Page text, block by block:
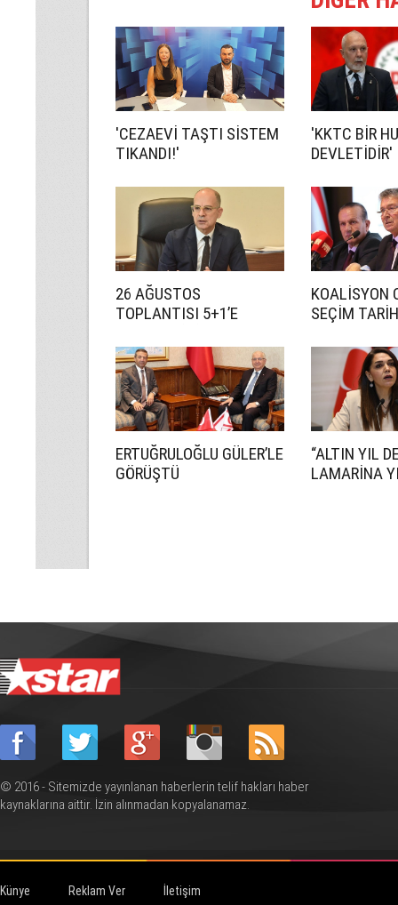
'CEZAEVİ TAŞTI SİSTEM
TIKANDI!'
'KKTC BİR
DEVLETİDİR'
26 AĞUSTOS
TOPLANTISI 5+1’E
KOALİSYON
SEÇİM
ERTUĞRULOĞLU GÜLER’LE
GÖRÜŞTÜ
“ALTIN YIL
LAMARİNA
© 2016 - Sitemizde yayınlanan haberlerin telif hakları haber
kaynaklarına aittir. İzin alınmadan kopyalanamaz.
Künye Reklam Ver İletişim